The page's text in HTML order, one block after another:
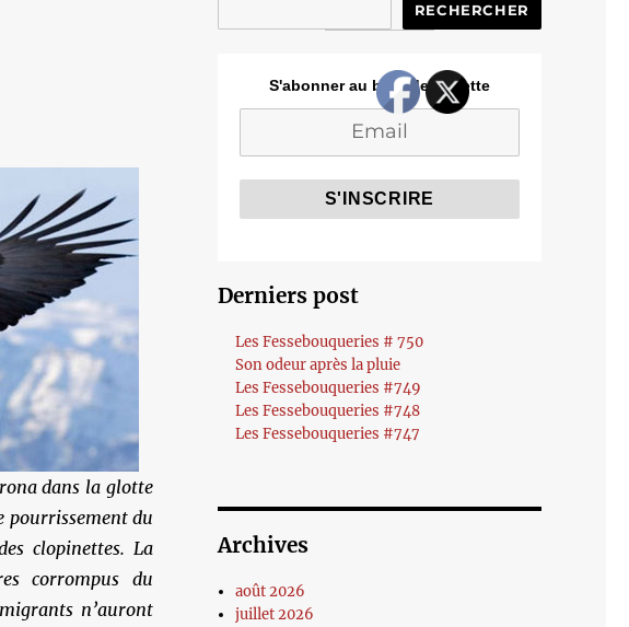
dans la glotte
pourrissement du
clopinettes. La
corrompus du
n’auront
RECHERCHER
S'abonner au blog de Cozette
Derniers post
Les Fessebouqueries # 750
Son odeur après la pluie
Les Fessebouqueries #749
Les Fessebouqueries #748
Les Fessebouqueries #747
Archives
août 2026
juillet 2026